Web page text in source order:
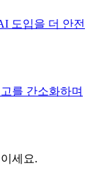
도입을 더 안전
를 간소화하며
세요.